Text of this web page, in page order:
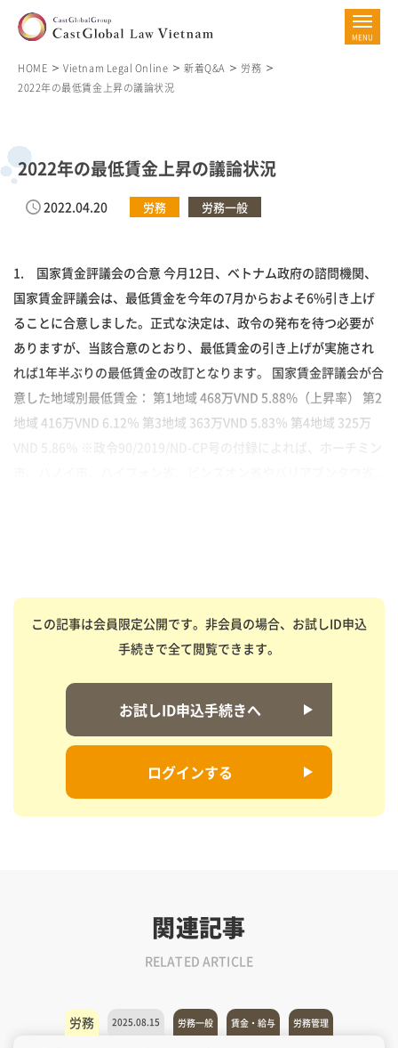
HOME Vietnam Legal Online 新着Q&A
労務
2022年の最低賃金上昇の議論状況
2022年の最低賃金上昇の議論状況
2022.04.20 労務 労務一般
1. 国家賃金評議会の合意 今月12日、ベトナム政府の諮問機関、
国家賃金評議会は、最低賃金を今年の7月からおよそ6%引き上げ
ることに合意しました。正式な決定は、政令の発布を待つ必要が
ありますが、当該合意のとおり、最低賃金の引き上げが実施され
れば1年半ぶりの最低賃金の改訂となります。 国家賃金評議会が合
意した地域別最低賃金： 第1地域 468万VND 5.88%（上昇率） 第2
地域 416万VND 6.12％ 第3地域 363万VND 5.83％ 第4地域 325万
この記事は会員限定公開です。非会員の場合、お試しID申込
手続きで全て閲覧できます。
お試しID申込手続きへ
ログインする
関連記事
RELATED ARTICLE
労務 2025.08.15 労務一般 賃金・給与 労務管理